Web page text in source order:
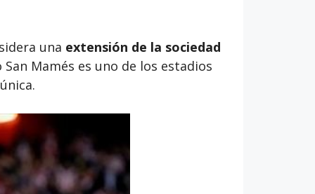
una extensión de la sociedad
Mamés es uno de los estadios